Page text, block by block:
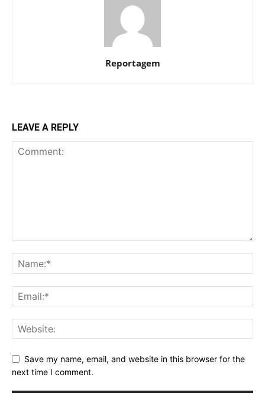
Reportagem
LEAVE A REPLY
Save my name, email, and website in this browser for the
next time I comment.